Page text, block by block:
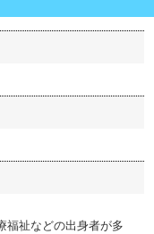
福祉などの出身者が多